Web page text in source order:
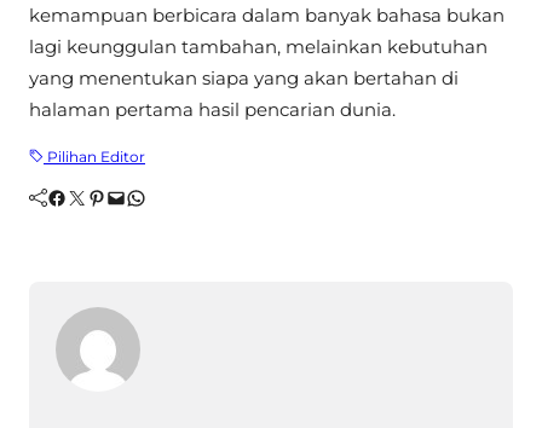
kemampuan berbicara dalam banyak bahasa bukan
lagi keunggulan tambahan, melainkan kebutuhan
yang menentukan siapa yang akan bertahan di
halaman pertama hasil pencarian dunia.
Pilihan Editor
Facebook Twitter Pinterest Mail WhatsApp